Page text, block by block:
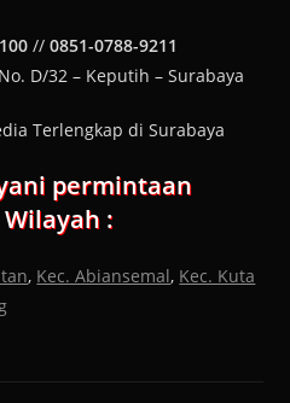
//0851-0788-9211
D/32 – Keputih – Surabaya
Terlengkap di Surabaya
permintaan
:
, Kec. Abiansemal, Kec. Kuta